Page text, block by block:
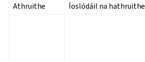
Athruithe Íoslódáil na hathruithe